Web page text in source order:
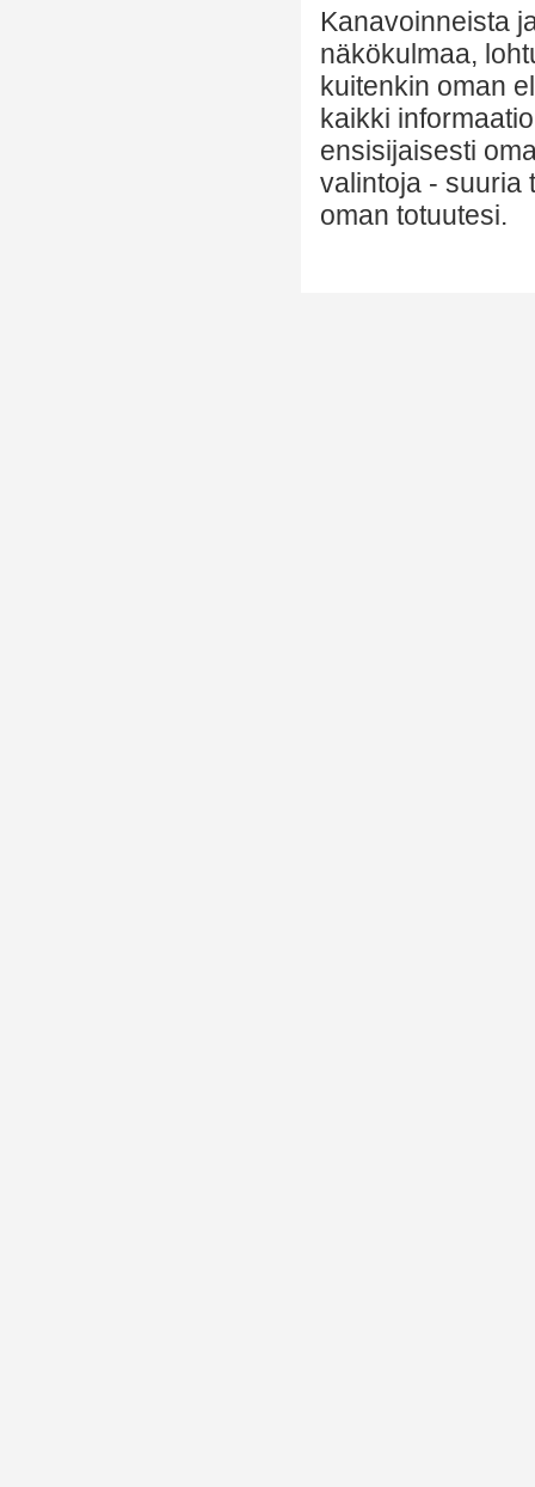
Kanavoinneista
näkökulmaa,
kuitenkin oman
kaikki
ensisijaisesti
valintoja - suuria
oman totuutesi.